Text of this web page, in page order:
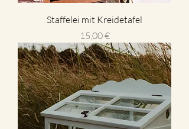
Staffelei mit Kreidetafel
Preis
15,00 €